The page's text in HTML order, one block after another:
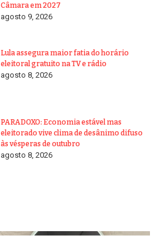
Câmara em 2027
agosto 9, 2026
Lula assegura maior fatia do horário
eleitoral gratuito na TV e rádio
agosto 8, 2026
PARADOXO: Economia estável mas
eleitorado vive clima de desânimo difuso
às vésperas de outubro
agosto 8, 2026